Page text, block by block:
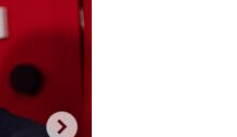
d’alliance
secrète